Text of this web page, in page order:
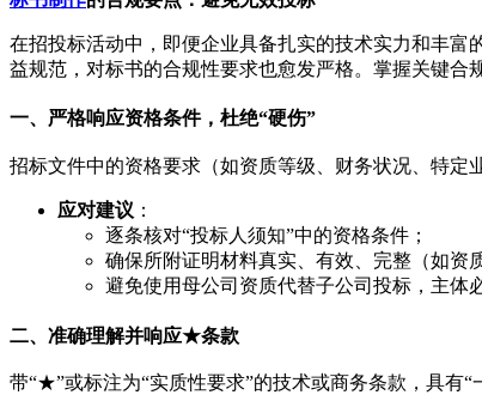
在招投标活动中，即便企业具备扎实的技术实力和丰富
益规范，对标书的合规性要求也愈发严格。掌握关键合
一、严格响应资格条件，杜绝“硬伤”
招标文件中的资格要求（如资质等级、财务状况、特定
应对建议 ：
逐条核对“投标人须知”中的资格条件；
确保所附证明材料真实、有效、完整（如资
避免使用母公司资质代替子公司投标，主体
二、准确理解并响应★条款
带“★”或标注为“实质性要求”的技术或商务条款，具有